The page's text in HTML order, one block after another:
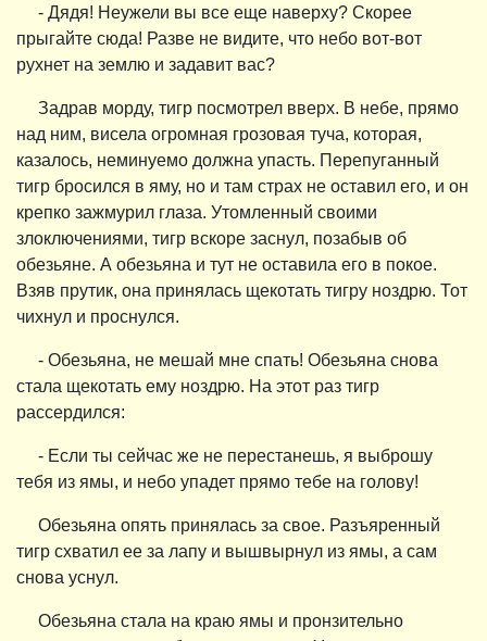
- Дядя! Неужели вы все еще наверху? Скорее
прыгайте сюда! Разве не видите, что небо вот-вот
рухнет на землю и задавит вас?
Задрав морду, тигр посмотрел вверх. В небе, прямо
над ним, висела огромная грозовая туча, которая,
казалось, неминуемо должна упасть. Перепуганный
тигр бросился в яму, но и там страх не оставил его, и он
крепко зажмурил глаза. Утомленный своими
злоключениями, тигр вскоре заснул, позабыв об
обезьяне. А обезьяна и тут не оставила его в покое.
Взяв прутик, она принялась щекотать тигру ноздрю. Тот
чихнул и проснулся.
- Обезьяна, не мешай мне спать! Обезьяна снова
стала щекотать ему ноздрю. На этот раз тигр
рассердился:
- Если ты сейчас же не перестанешь, я выброшу
тебя из ямы, и небо упадет прямо тебе на голову!
Обезьяна опять принялась за свое. Разъяренный
тигр схватил ее за лапу и вышвырнул из ямы, а сам
снова уснул.
Обезьяна стала на краю ямы и пронзительно